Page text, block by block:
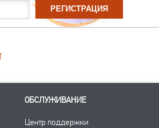
ОБСЛУЖИВАНИЕ
Центр поддержки